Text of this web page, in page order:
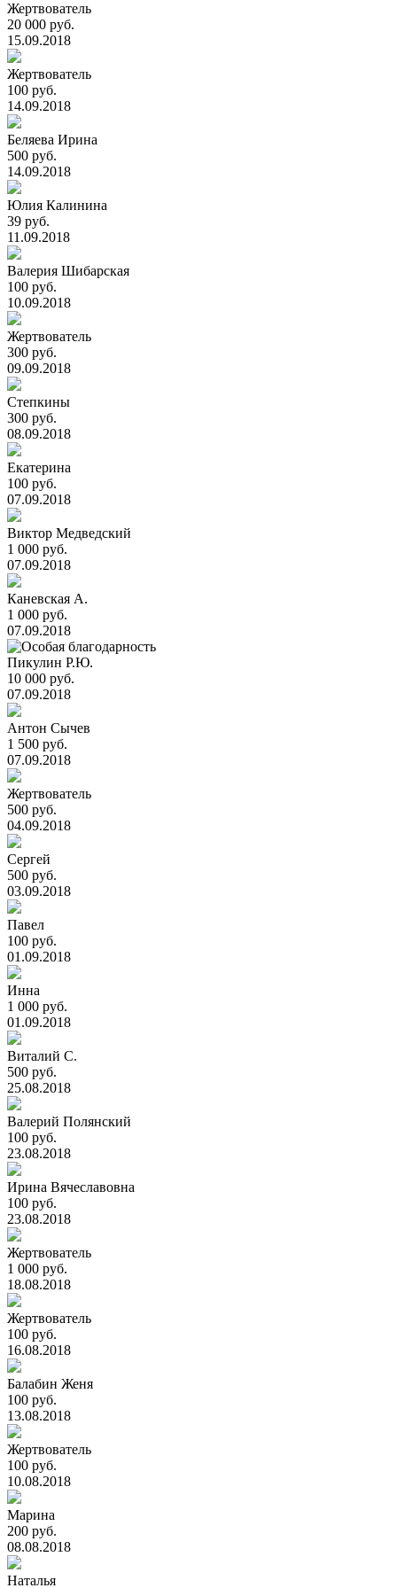
Жертвователь
20 000 руб.
15.09.2018
Жертвователь
100 руб.
14.09.2018
Беляева Ирина
500 руб.
14.09.2018
Юлия Калинина
39 руб.
11.09.2018
Валерия Шибарская
100 руб.
10.09.2018
Жертвователь
300 руб.
09.09.2018
Степкины
300 руб.
08.09.2018
Екатерина
100 руб.
07.09.2018
Виктор Медведский
1 000 руб.
07.09.2018
Каневская А.
1 000 руб.
07.09.2018
Пикулин Р.Ю.
10 000 руб.
07.09.2018
Антон Сычев
1 500 руб.
07.09.2018
Жертвователь
500 руб.
04.09.2018
Сергей
500 руб.
03.09.2018
Павел
100 руб.
01.09.2018
Инна
1 000 руб.
01.09.2018
Виталий С.
500 руб.
25.08.2018
Валерий Полянский
100 руб.
23.08.2018
Ирина Вячеславовна
100 руб.
23.08.2018
Жертвователь
1 000 руб.
18.08.2018
Жертвователь
100 руб.
16.08.2018
Балабин Женя
100 руб.
13.08.2018
Жертвователь
100 руб.
10.08.2018
Марина
200 руб.
08.08.2018
Наталья